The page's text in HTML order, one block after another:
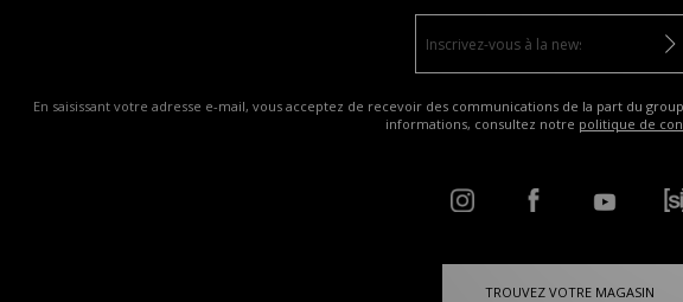
En saisissant votre adresse e-mail, vous acceptez de recevoir des communications de la part du
informations, consultez notre politique de
TROUVEZ VOTRE MAGASIN